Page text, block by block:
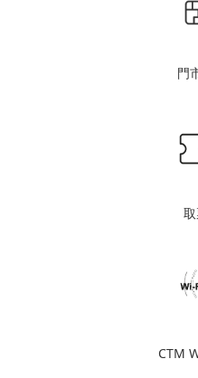
門
取
CTM